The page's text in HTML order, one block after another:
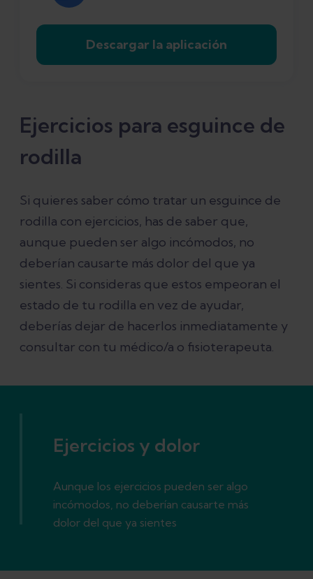
Descargar la aplicación
Ejercicios para esguince de
rodilla
Si quieres saber cómo tratar un esguince de
rodilla con ejercicios, has de saber que,
aunque pueden ser algo incómodos, no
deberían causarte más dolor del que ya
sientes. Si consideras que estos empeoran el
estado de tu rodilla en vez de ayudar,
deberías dejar de hacerlos inmediatamente y
consultar con tu médico/a o fisioterapeuta.
Ejercicios y dolor
Aunque los ejercicios pueden ser algo
incómodos, no deberían causarte más
dolor del que ya sientes